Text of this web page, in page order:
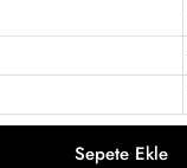
Sepete Ekle